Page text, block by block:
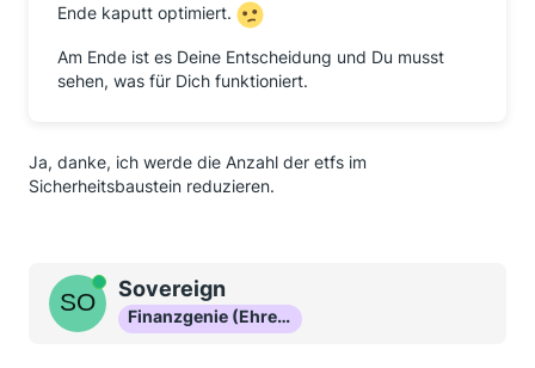
Ende kaputt optimiert.
Am Ende ist es Deine Entscheidung und Du musst
sehen, was für Dich funktioniert.
Ja, danke, ich werde die Anzahl der etfs im
Sicherheitsbaustein reduzieren.
OnlineSovereign
Finanzgenie (Ehrenmitglied)